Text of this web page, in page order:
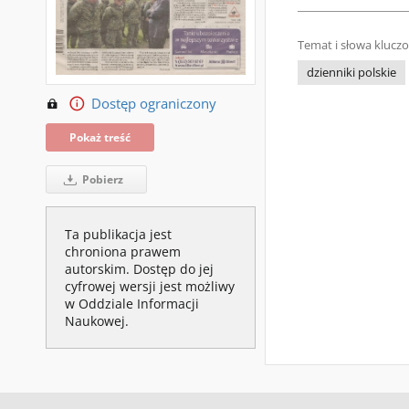
Dostęp ograniczony
Pokaż treść
Pobierz
Ta publikacja jest
chroniona prawem
autorskim. Dostęp do jej
cyfrowej wersji jest możliwy
w Oddziale Informacji
Naukowej.
Temat i słowa
dzienniki polskie